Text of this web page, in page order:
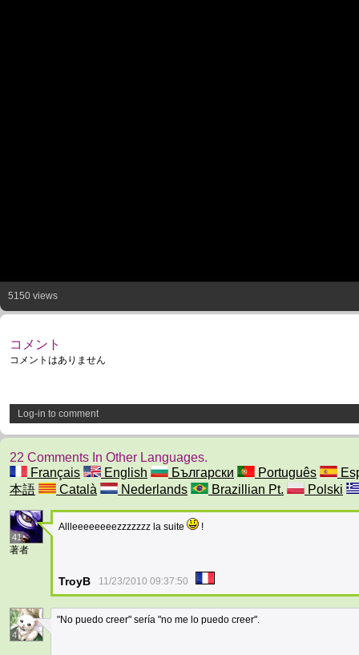
5150 views
コメント
コメントはありません
Log-in to comment
22 Comments In Other Languages.
Français
English Български Português
本語
Català Nederlands Brazillian Pt. Polski
41
著者
Allleeeeeeeezzzzzzz la suite !
TroyB 11/23/2010 09:37:50
4
"No puedo creer" sería "no me lo puedo creer".